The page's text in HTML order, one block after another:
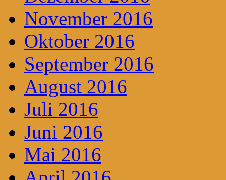
November 2016
Oktober 2016
September 2016
August 2016
Juli 2016
Juni 2016
Mai 2016